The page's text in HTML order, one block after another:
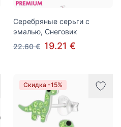
Серебряные серьги с
эмалью, Снеговик
22.60 € 19.21 €
Скидка -15%